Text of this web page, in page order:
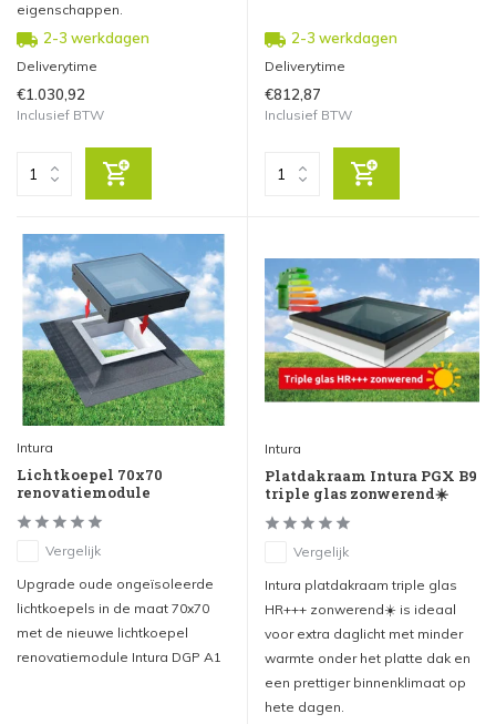
eigenschappen.
2-3 werkdagen
Deliverytime
€1.030,92
Inclusief BTW
2-3 werkdagen
Deliverytime
€812,87
Inclusief BTW
Intura
Lichtkoepel 70x70
renovatiemodule
Vergelijk
Upgrade oude ongeïsoleerde
lichtkoepels in de maat 70x70
met de nieuwe lichtkoepel
renovatiemodule Intura DGP A1
Intura
Platdakraam Intura PGX B9
triple glas zonwerend☀️
Vergelijk
Intura platdakraam triple glas
HR+++ zonwerend☀️ is ideaal
voor extra daglicht met minder
warmte onder het platte dak en
een prettiger binnenklimaat op
hete dagen.